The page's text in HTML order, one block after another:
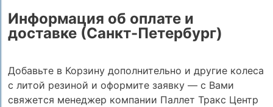
Информация об оплате и
доставке (Санкт-Петербург)
Добавьте в Корзину дополнительно и другие колеса
с литой резиной и оформите заявку — с Вами
свяжется менеджер компании Паллет Тракс Центр